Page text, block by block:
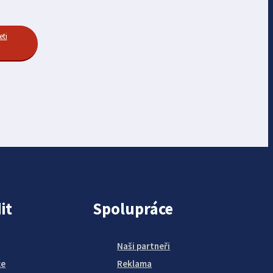
Spolupráce
Naši partneři
Reklama